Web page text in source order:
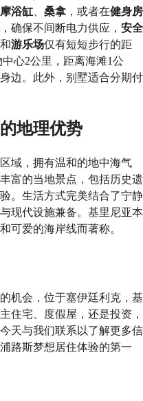
浴缸、 桑拿 ，或者在健身房
，确保不间断电力供应， 安全
和游乐场仅有短短步行的距
心2公里，距离海滩1公
边。此外，别墅适合分期付
地理优势
域，拥有温和的地中海气
富的当地景点，包括历史遗
。生活方式完美结合了宁静
现代设施兼备。基里尼亚本
可爱的海岸线而著称。
机会，位于塞伊廷利克，基
住宅、度假屋，还是投资，
天与我们联系以了解更多信
路斯梦想居住体验的第一